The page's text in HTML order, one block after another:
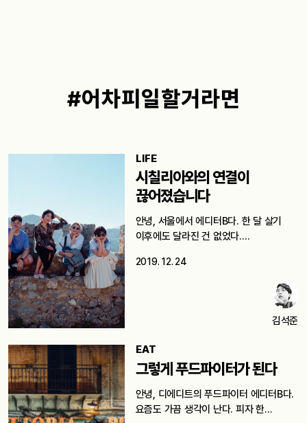
#어차피일할거라면
LIFE
시칠리아와의 연결이
끊어졌습니다
안녕, 서울에서 에디터B다. 한 달 살기
이후에도 달라진 건 없었다.…
2019. 12. 24
김석준
EAT
그렇게 푸드파이터가 된다
안녕, 디에디트의 푸드파이터 에디터B다.
요즘도 가끔 생각이 난다. 피자 한…